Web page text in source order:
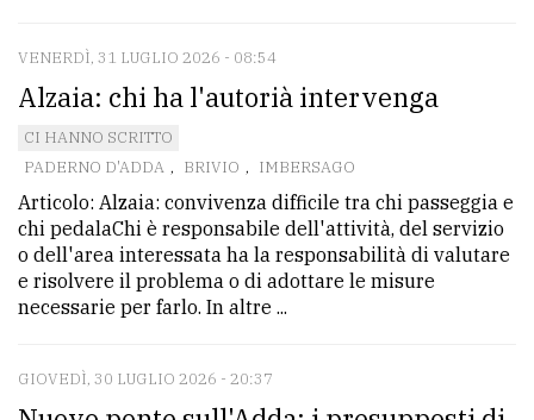
VENERDÌ, 31 LUGLIO 2026 - 08:54
Alzaia: chi ha l'autorià intervenga
CI HANNO SCRITTO
PADERNO D'ADDA , BRIVIO , IMBERSAGO
Articolo: Alzaia: convivenza difficile tra chi passeggia e
chi pedalaChi è responsabile dell'attività, del servizio
o dell'area interessata ha la responsabilità di valutare
e risolvere il problema o di adottare le misure
necessarie per farlo. In altre ...
GIOVEDÌ, 30 LUGLIO 2026 - 20:37